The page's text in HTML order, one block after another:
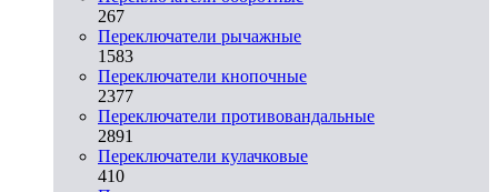
267
Переключатели рычажные
1583
Переключатели кнопочные
2377
Переключатели противовандальные
2891
Переключатели кулачковые
410